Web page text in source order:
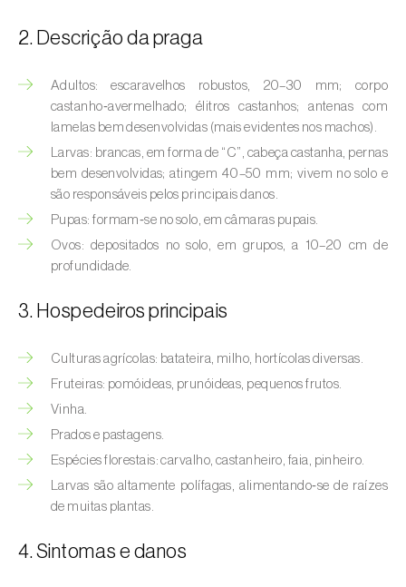
Afídeo-lanígero-das-macieiras (
Afídeo-negro-do-feijão (Aphis fabae)
Afídeo-negro-do-pessegueiro
Brachycaudus persicae )
Afídeo-verde ( Myzus persicae
Afídeo-verde-da-ameixeira ( Brachycaudus
helichrysi)
Afídeo-verde-da-amendoeira
Afídeo-verde-da-macieira ( Aphis pomi
Afídeo-verde-dos-citrinos (
spiraecola)
Afídeos
Alfinetes (Agriotes spp.
Aranhiço-vermelho (
2. Descrição da praga
Adultos: escaravelhos robustos, 20–30 mm; corpo
castanho‑avermelhado; élitros castanhos; antenas com
lamelas bem desenvolvidas (mais evidentes nos machos).
Larvas: brancas, em forma de “C”, cabeça castanha, pernas
bem desenvolvidas; atingem 40–50 mm; vivem no solo e
são responsáveis pelos principais danos.
Pupas: formam‑se no solo, em câmaras pupais.
Ovos: depositados no solo, em grupos, a 10–20 cm de
profundidade.
3. Hospedeiros principais
Culturas agrícolas: batateira, milho, hortícolas diversas.
Fruteiras: pomóideas, prunóideas, pequenos frutos.
Vinha.
Prados e pastagens.
Espécies florestais: carvalho, castanheiro, faia, pinheiro.
Larvas são altamente polífagas, alimentando‑se de raízes
de muitas plantas.
4. Sintomas e danos